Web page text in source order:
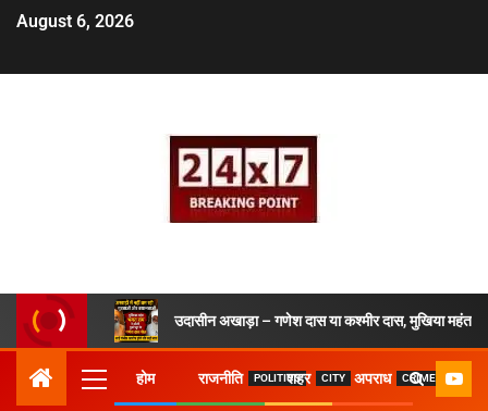
August 6, 2026
उदासीन अखाड़ा – गणेश दास या कश्मीर दास, मुखिया महंत ने
होम राजनीति POLITICSशहर CITY अपराध CRIME